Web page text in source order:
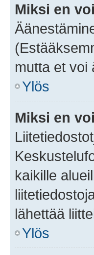
Miksi en
mutta et voi
Ylös
Miksi en
kaikille
lähettää
Ylös